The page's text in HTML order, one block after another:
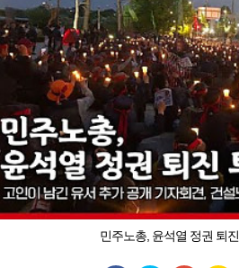
민주노총, 윤석열 정권 퇴